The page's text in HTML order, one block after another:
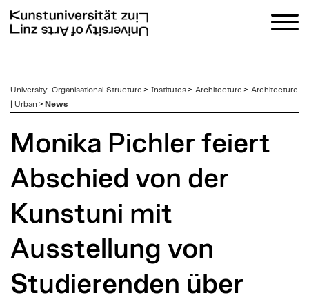
zum
Inhalt
University: Organisational Structure > Institutes> Architecture > Architecture
| Urban > News
Monika Pichler feiert
Abschied von der
Kunstuni mit
Ausstellung von
Studierenden über